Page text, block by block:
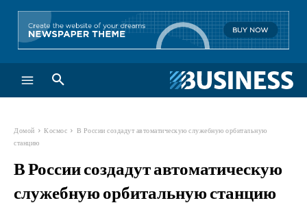
Домой Космос
В России создадут автоматическую служебную орбитальную
станцию
В России создадут автоматическую
служебную орбитальную станцию